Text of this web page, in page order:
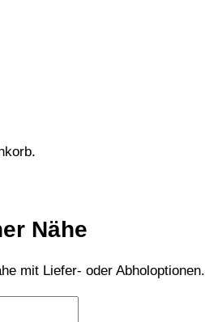
Nähe
mit Liefer- oder Abholoptionen.